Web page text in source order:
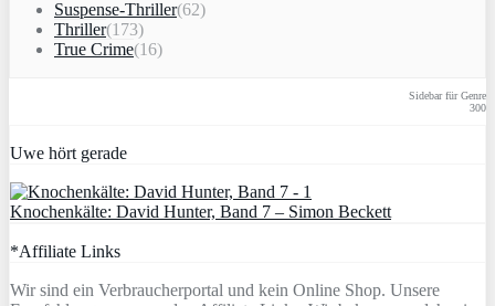
Suspense-Thriller(62)
Thriller(173)
True Crime(16)
Sidebar für Genre
300
Uwe hört gerade
Knochenkälte: David Hunter, Band 7 – Simon Beckett
*Affiliate Links
Wir sind ein Verbraucherportal und kein Online Shop. Unsere